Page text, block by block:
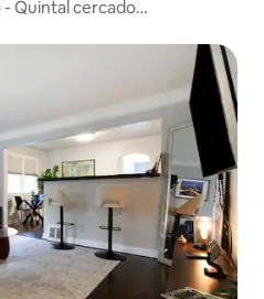
- Quintal cercado